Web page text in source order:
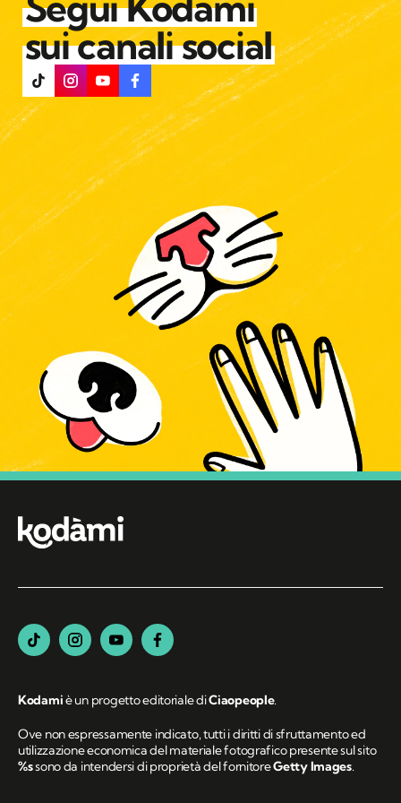
sui canali social
Kodamiè un progetto editoriale diCiaopeople.
Ove non espressamente indicato, tutti i diritti di sfruttamento ed
utilizzazione economica del materiale fotografico presente sul sito
%ssono da intendersi di proprietà del fornitoreGetty Images.